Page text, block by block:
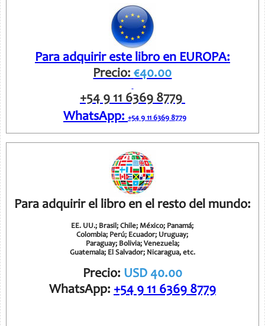
Para adquirir este libro en EUROPA:
Precio:€40.00
+54 9 11 6369 8779
WhatsApp: +54 9 11 6369 87796
Para adquirir el libro en el resto del mundo:
EE. UU.; Brasil; Chile; México; Panamá;
Colombia; Perú; Ecuador; Uruguay;
Paraguay; Bolivia; Venezuela;
Guatemala; El Salvador; Nicaragua, etc.
Precio: USD 40.00
WhatsApp: +54 9 11 6369 8779